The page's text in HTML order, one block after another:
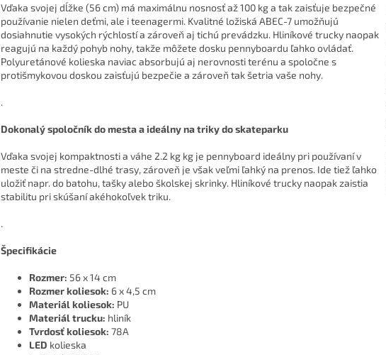
Vďaka svojej dĺžke (56 cm) má maximálnu nosnosť až 100 kg a tak zaisťuje bezpečné
používanie nielen deťmi, ale i teenagermi. Kvalitné ložiská ABEC-7 umožňujú
dosiahnutie vysokých rýchlostí a zároveň aj tichú prevádzku. Hliníkové trucky naopak
reagujú na každý pohyb nohy, takže môžete dosku pennyboardu ľahko ovládať.
Polyuretánové kolieska naviac absorbujú aj nerovnosti terénu a spoločne s
protišmykovou doskou zaisťujú bezpečie a zároveň tak šetria vaše nohy.
.
Dokonalý spoločník do mesta a ideálny na triky do skateparku
Vďaka svojej kompaktnosti a váhe 2.2 kg kg je pennyboard ideálny pri používaní v
meste či na stredne-dlhé trasy, zároveň je však veľmi ľahký na prenos. Ide tiež ľahko
uložiť napr. do batohu, tašky alebo školskej skrinky. Hliníkové trucky naopak zaistia
stabilitu pri skúšaní akéhokoľvek triku.
.
Špecifikácie
Rozmer: 56 x 14 cm
Rozmer koliesok: 6 x 4,5 cm
Materiál koliesok: PU
Materiál trucku: hliník
Tvrdosť koliesok: 78A
LED kolieska